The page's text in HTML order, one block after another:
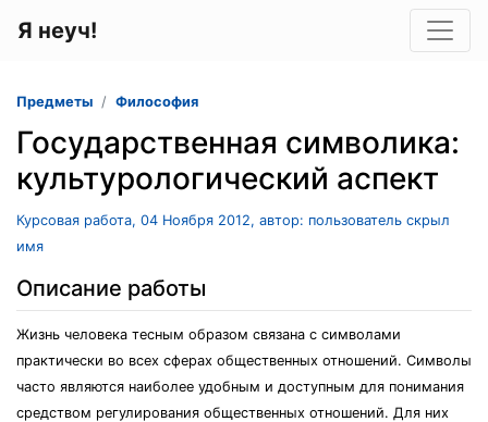
Я неуч!
Предметы Философия
Государственная символика:
культурологический аспект
Курсовая работа, 04 Ноября 2012, автор: пользователь скрыл
имя
Описание работы
Жизнь человека тесным образом связана с символами
практически во всех сферах общественных отношений. Символы
часто являются наиболее удобным и доступным для понимания
средством регулирования общественных отношений. Для них